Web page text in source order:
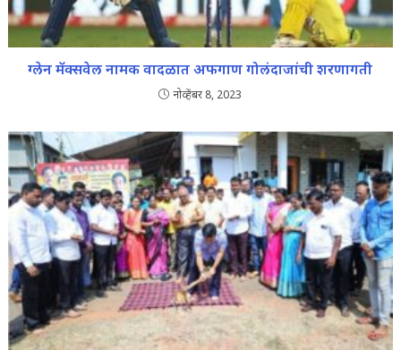
ग्लेन मॅक्सवेल नामक वादळात अफगाण गोलंदाजांची शरणागती
नोव्हेंबर 8, 2023